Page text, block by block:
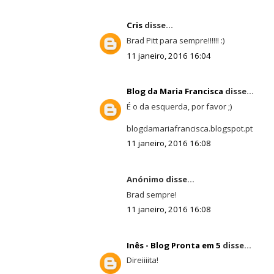
Crisdisse...
Brad Pitt para sempre!!!!!! :)
11 janeiro, 2016 16:04
Blog da Maria Francisca disse...
É o da esquerda, por favor ;)
blogdamariafrancisca.blogspot.pt
11 janeiro, 2016 16:08
Anónimo disse...
Brad sempre!
11 janeiro, 2016 16:08
Inês - Blog Pronta em 5 disse...
Direiiiita!